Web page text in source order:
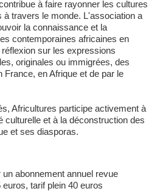
à travers le monde. L'association a
la connaissance et la
contemporaines africaines en
sur les expressions
originales ou immigrées, des
en Afrique et de par le
Africultures participe activement à
culturelle et à la déconstruction des
et ses diasporas.
tarif plein 40 euros